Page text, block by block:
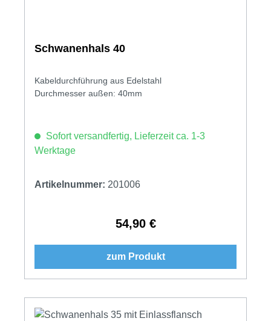
Schwanenhals 40
Kabeldurchführung aus Edelstahl
Durchmesser außen: 40mm
Sofort versandfertig, Lieferzeit ca. 1-3
Werktage
Artikelnummer: 201006
Regulärer Preis:
54,90 €
zum Produkt